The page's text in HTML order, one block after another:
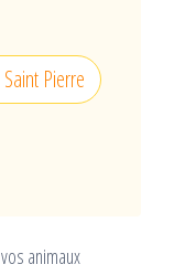
Pierre
animaux